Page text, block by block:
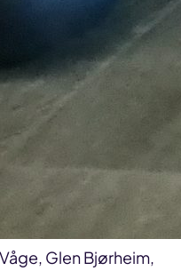
Glen Bjørheim,